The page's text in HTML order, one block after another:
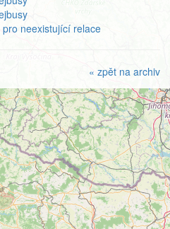
neexistující relace
« zpět na archiv